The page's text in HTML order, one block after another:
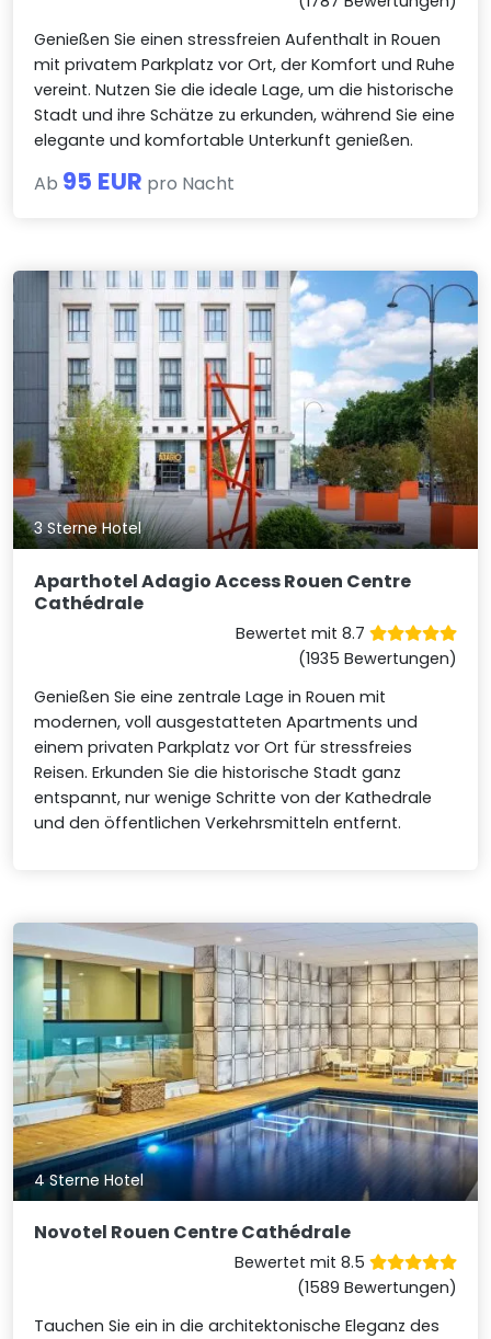
Genießen Sie einen stressfreien Aufenthalt in Rouen
mit privatem Parkplatz vor Ort, der Komfort und Ruhe
vereint. Nutzen Sie die ideale Lage, um die historische
Stadt und ihre Schätze zu erkunden, während Sie eine
elegante und komfortable Unterkunft genießen.
Ab 95 EUR pro Nacht
3 Sterne Hotel
Aparthotel Adagio Access Rouen Centre
Cathédrale
Bewertet mit 8.7
(1935 Bewertungen)
Genießen Sie eine zentrale Lage in Rouen mit
modernen, voll ausgestatteten Apartments und
einem privaten Parkplatz vor Ort für stressfreies
Reisen. Erkunden Sie die historische Stadt ganz
entspannt, nur wenige Schritte von der Kathedrale
und den öffentlichen Verkehrsmitteln entfernt.
4 Sterne Hotel
Novotel Rouen Centre Cathédrale
Bewertet mit 8.5
(1589 Bewertungen)
Tauchen Sie ein in die architektonische Eleganz des